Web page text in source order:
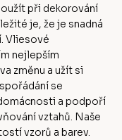
při dekorování
je, že je snadná
Vliesové
nejlepším
změnu a užít si
se
a podpoří
vztahů. Naše
vzorů a barev.